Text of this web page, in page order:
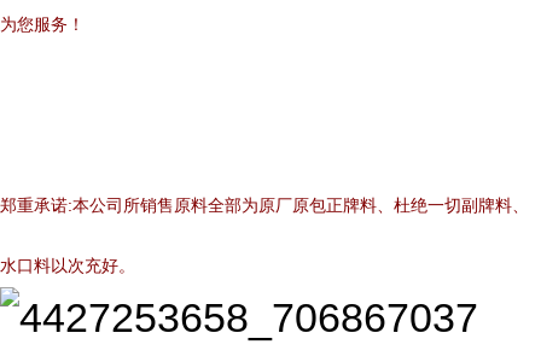
为您服务！
郑重承诺:本公司所销售原料全部为原厂原包正牌料、杜绝一切副牌料、
水口料以次充好。